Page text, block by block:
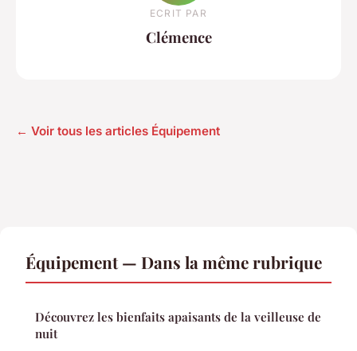
ECRIT PAR
Clémence
← Voir tous les articles Équipement
Équipement — Dans la même rubrique
Découvrez les bienfaits apaisants de la veilleuse de
nuit